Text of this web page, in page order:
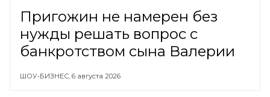
Пригожин не намерен без
нужды решать вопрос с
банкротством сына Валерии
ШОУ-БИЗНЕС, 6 августа 2026